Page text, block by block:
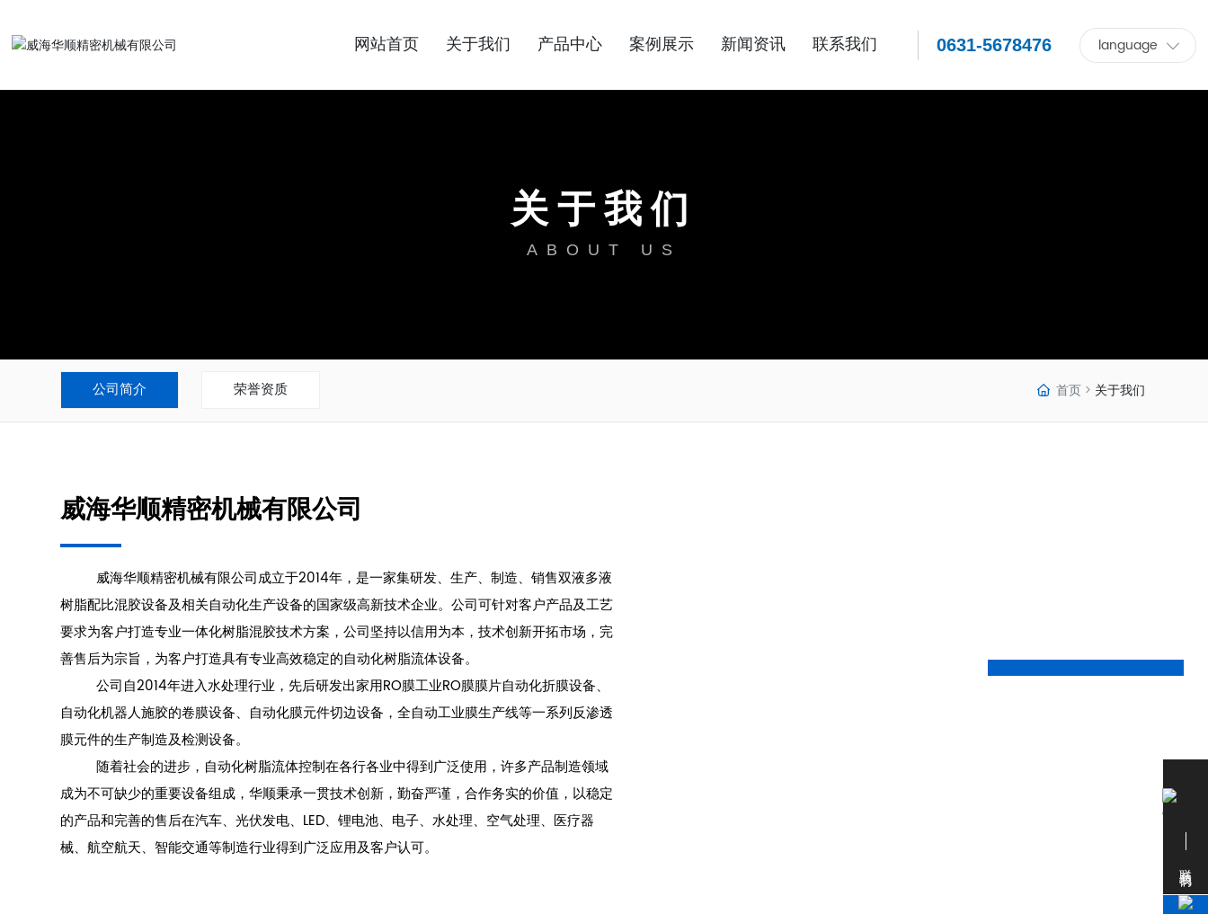
网站首页 关于我们 产品中心 案例展示 新闻资讯 联系我们 0631-5678476 language
关于我们
ABOUT US
公司简介 荣誉资质 首页 关于我们
威海华顺精密机械有限公司
威海华顺精密机械有限公司成立于2014年，是一家集研发、生产、制造、销售双液多液
树脂配比混胶设备及相关自动化生产设备的国家级高新技术企业。公司可针对客户产品及工艺
要求为客户打造专业一体化树脂混胶技术方案，公司坚持以信用为本，技术创新开拓市场，完
善售后为宗旨，为客户打造具有专业高效稳定的自动化树脂流体设备。
公司自2014年进入水处理行业，先后研发出家用RO膜工业RO膜膜片自动化折膜设备、
自动化机器人施胶的卷膜设备、自动化膜元件切边设备，全自动工业膜生产线等一系列反渗透
膜元件的生产制造及检测设备。
随着社会的进步，自动化树脂流体控制在各行各业中得到广泛使用，许多产品制造领域
成为不可缺少的重要设备组成，华顺秉承一贯技术创新，勤奋严谨，合作务实的价值，以稳定
的产品和完善的售后在汽车、光伏发电、LED、锂电池、电子、水处理、空气处理、医疗器
械、航空航天、智能交通等制造行业得到广泛应用及客户认可。